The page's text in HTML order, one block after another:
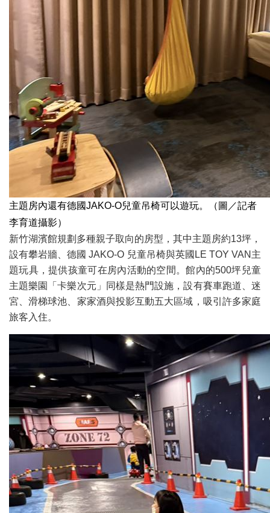
主題房內還有德國JAKO-O兒童吊椅可以遊玩。（圖／記者
李育道攝影）
新竹湖濱館規劃多種親子取向的房型，其中主題房約13坪，
設有攀岩牆、德國 JAKO-O 兒童吊椅與英國LE TOY VAN主
題玩具，提供孩童可在房內活動的空間。館內的500坪兒童
主題樂園「卡樂次元」同樣是熱門設施，設有賽車跑道、迷
宮、滑梯球池、家家酒與投影互動五大區域，吸引許多家庭
旅客入住。